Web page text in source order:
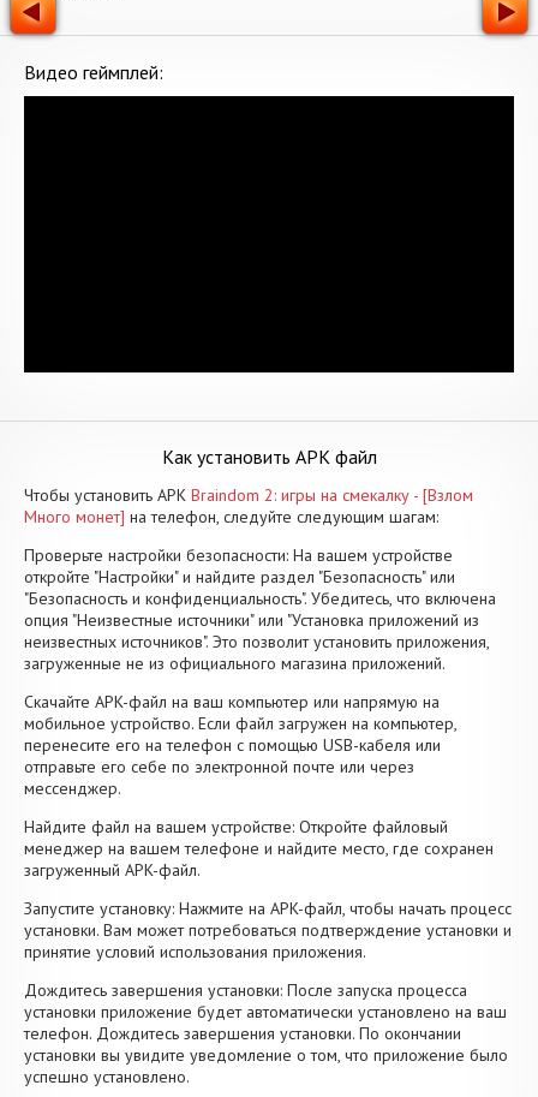
Видео геймплей:
Как установить APK файл
Чтобы установить APK Braindom 2: игры на смекалку - [Взлом
Много монет] на телефон, следуйте следующим шагам:
Проверьте настройки безопасности: На вашем устройстве
откройте "Настройки" и найдите раздел "Безопасность" или
"Безопасность и конфиденциальность". Убедитесь, что включена
опция "Неизвестные источники" или "Установка приложений из
неизвестных источников". Это позволит установить приложения,
загруженные не из официального магазина приложений.
Скачайте APK-файл на ваш компьютер или напрямую на
мобильное устройство. Если файл загружен на компьютер,
перенесите его на телефон с помощью USB-кабеля или
отправьте его себе по электронной почте или через
мессенджер.
Найдите файл на вашем устройстве: Откройте файловый
менеджер на вашем телефоне и найдите место, где сохранен
загруженный APK-файл.
Запустите установку: Нажмите на APK-файл, чтобы начать процесс
установки. Вам может потребоваться подтверждение установки и
принятие условий использования приложения.
Дождитесь завершения установки: После запуска процесса
установки приложение будет автоматически установлено на ваш
телефон. Дождитесь завершения установки. По окончании
установки вы увидите уведомление о том, что приложение было
успешно установлено.